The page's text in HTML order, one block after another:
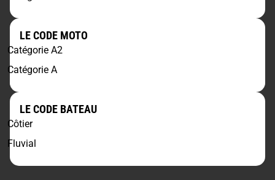
LE CODE MOTO
Catégorie A2
Catégorie A
LE CODE BATEAU
Côtier
Fluvial